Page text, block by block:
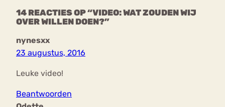
14 REACTIES OP “VIDEO: WAT ZOUDEN WIJ
OVER WILLEN DOEN?”
nynesxx
23 augustus, 2016
Leuke video!
Beantwoorden